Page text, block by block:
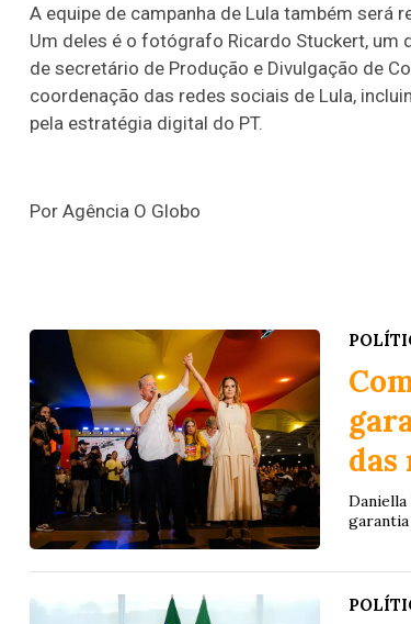
A equipe de campanha de Lula também será
Um deles é o fotógrafo Ricardo Stuckert, um
de secretário de Produção e Divulgação de
coordenação das redes sociais de Lula,
pela estratégia digital do PT.
Por Agência O Globo
das
garantia